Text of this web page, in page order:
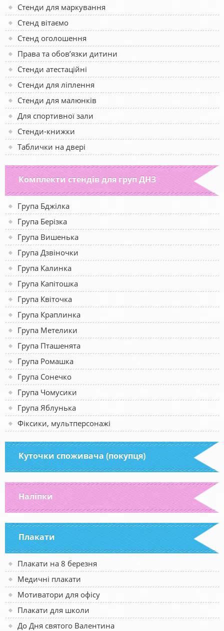
Стенди для маркування
Стенд вітаємо
Стенд оголошення
Права та обов’язки дитини
Стенди атестаційні
Стенди для ліплення
Стенди для малюнків
Для спортивної зали
Стенди-книжки
Таблички на двері
Комплекти стендів для груп ДНЗ
Група Бджілка
Група Берізка
Група Вишенька
Група Дзвіночки
Група Калинка
Група Капітошка
Група Квіточка
Група Краплинка
Група Метелики
Група Пташенята
Група Ромашка
Група Сонечко
Група Чомусики
Група Яблунька
Фіксики, мультперсонажі
Куточки споживача (покупця)
Наліпки
Плакати
Плакати на 8 березня
Медичні плакати
Мотиватори для офісу
Плакати для школи
До Дня святого Валентина